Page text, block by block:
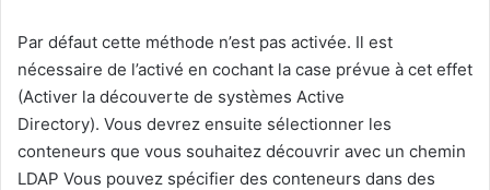
Par défaut cette méthode n’est pas activée. Il est
nécessaire de l’activé en cochant la case prévue à cet effet
(Activer la découverte de systèmes Active
Directory). Vous devrez ensuite sélectionner les
conteneurs que vous souhaitez découvrir avec un chemin
LDAP Vous pouvez spécifier des conteneurs dans des